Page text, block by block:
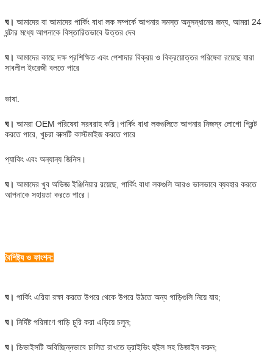
ঘ। আমাদের বা আমাদের পার্কিং বাধা লক সম্পর্কে আপনার সমস্ত অনুসন্ধানের জন্য, আমরা 24
ঘন্টার মধ্যে আপনাকে বিস্তারিতভাবে উত্তর দেব
ঘ। আমাদের কাছে দক্ষ প্রশিক্ষিত এবং পেশাদার বিক্রয় ও বিক্রয়োত্তর পরিষেবা রয়েছে যারা
সাবলীল ইংরেজী বলতে পারে
ভাষা.
ঘ। আমরা OEM পরিষেবা সরবরাহ করি।পার্কিং বাধা লকগুলিতে আপনার নিজস্ব লোগো প্রিন্ট
করতে পারে, খুচরা বাক্সটি কাস্টমাইজ করতে পারে
প্যাকিং এবং অন্যান্য জিনিস।
ঘ। আমাদের খুব অভিজ্ঞ ইঞ্জিনিয়ার রয়েছে, পার্কিং বাধা লকগুলি আরও ভালভাবে ব্যবহার করতে
আপনাকে সহায়তা করতে পারে।
বৈশিষ্ট্য ও ফাংশন:
ঘ। পার্কিং এরিয়া রক্ষা করতে উপরে থেকে উপরে উঠতে অন্য গাড়িগুলি নিয়ে যায়;
ঘ। নির্দিষ্ট পরিমাণে গাড়ি চুরি করা এড়িয়ে চলুন;
ঘ। ডিভাইসটি অবিচ্ছিন্নভাবে চালিত রাখতে ড্রাইভিং হুইল সহ ডিজাইন করুন;